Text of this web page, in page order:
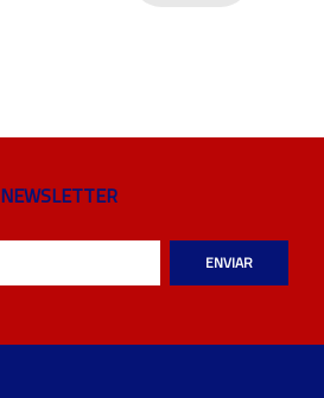
NEWSLETTER
ENVIAR